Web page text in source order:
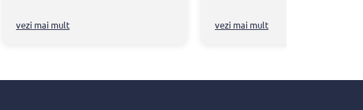
vezi mai mult vezi mai mult